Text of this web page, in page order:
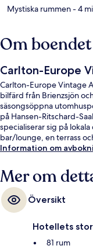
Mystiska rummen- 4
Om boendet
Carlton-Europe
Carlton-Europe Vintage
bilfärd från Brienzsjön
säsongsöppna
på Hansen-Ritschard-
specialiserar sig på
bar/lounge, en terrass
Information om
Mer om
Översikt
Hotellets
81 rum